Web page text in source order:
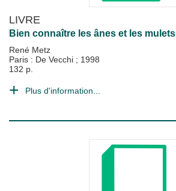
LIVRE
Bien connaître les ânes et les mulets
René Metz
Paris : De Vecchi ; 1998
132 p.
Plus d'information...